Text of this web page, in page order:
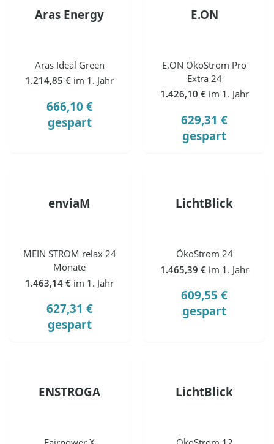
Aras Energy
Aras Ideal Green
1.214,85 € im 1. Jahr
666,10 €
gespart
E.ON
E.ON ÖkoStrom Pro
Extra 24
1.426,10 € im 1. Jahr
629,31 €
gespart
enviaM
MEIN STROM relax 24
Monate
1.463,14 € im 1. Jahr
627,31 €
gespart
LichtBlick
ÖkoStrom 24
1.465,39 € im 1. Jahr
609,55 €
gespart
ENSTROGA LichtBlick